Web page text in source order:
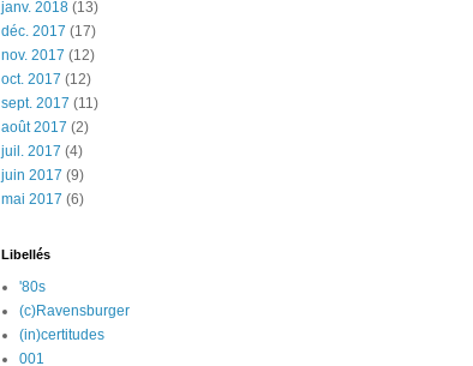
janv. 2018(13)
déc. 2017 (17)
nov. 2017 (12)
oct. 2017 (12)
sept. 2017 (11)
août 2017 (2)
juil. 2017 (4)
juin 2017 (9)
mai 2017 (6)
Libellés
'80s
(c)Ravensburger
(in)certitudes
001